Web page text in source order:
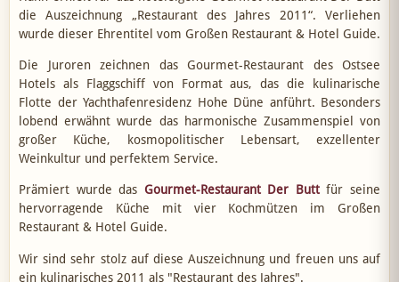
die Auszeichnung „Restaurant des Jahres 2011“. Verliehen
wurde dieser Ehrentitel vom Großen Restaurant & Hotel Guide.
Die Juroren zeichnen das Gourmet-Restaurant des Ostsee
Hotels als Flaggschiff von Format aus, das die kulinarische
Flotte der Yachthafenresidenz Hohe Düne anführt. Besonders
lobend erwähnt wurde das harmonische Zusammenspiel von
großer Küche, kosmopolitischer Lebensart, exzellenter
Weinkultur und perfektem Service.
Prämiert wurde das Gourmet-Restaurant Der Buttfür seine
hervorragende Küche mit vier Kochmützen im Großen
Restaurant & Hotel Guide.
Wir sind sehr stolz auf diese Auszeichnung und freuen uns auf
ein kulinarisches 2011 als "Restaurant des Jahres".